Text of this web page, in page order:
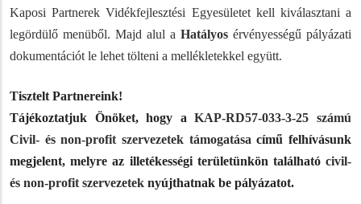
Kaposi Partnerek Vidékfejlesztési Egyesületet kell kiválasztani a
legördülő menüből. Majd alul a Hatályos érvényességű pályázati
dokumentációt le lehet tölteni a mellékletekkel együtt.
Tisztelt Partnereink!
Tájékoztatjuk Önöket, hogy aKAP-RD57-033-3-25 számú
Civil- és non-profit szervezetek támogatása című felhívásunk
megjelent, melyre az illetékességi területünkön található civil-
és non-profit szervezetek nyújthatnak be pályázatot.